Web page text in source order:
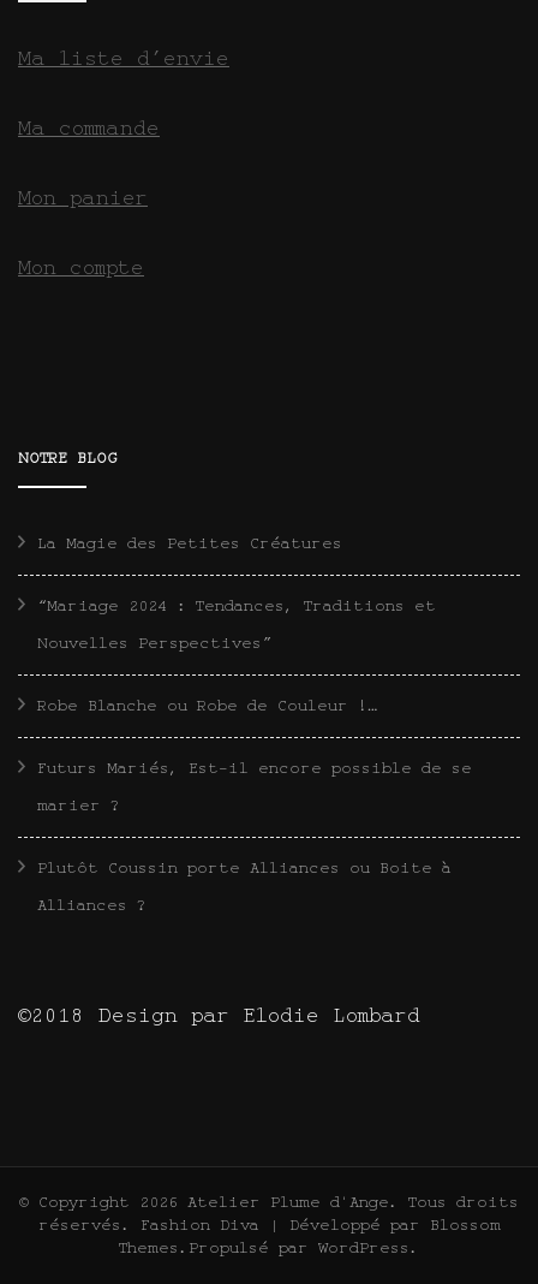
Ma liste d’envie
Ma commande
Mon panier
Mon compte
NOTRE BLOG
La Magie des Petites Créatures
“Mariage 2024 : Tendances, Traditions et
Nouvelles Perspectives”
Robe Blanche ou Robe de Couleur !…
Futurs Mariés, Est-il encore possible de se
marier ?
Plutôt Coussin porte Alliances ou Boite à
Alliances ?
©2018 Design par Elodie Lombard
© Copyright 2026 Atelier Plume d'Ange . Tous droits
réservés.
Fashion Diva | Développé par
Blossom
Themes .Propulsé par WordPress .